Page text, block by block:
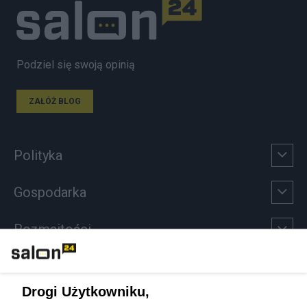
Podziel się swoją opinią
ZAŁÓŻ BLOG
Polityka
Gospodarka
Rozmaitości
Sport
Drogi Użytkowniku,